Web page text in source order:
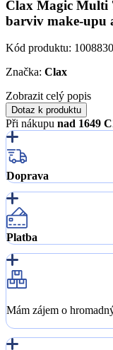
Clax Magic Multi
barviv make-upu
Kód produktu:
Značka: Clax
Zobrazit celý popis
Dotaz k produktu
Při nákupu nad 1649
Doprava
Platba
Mám zájem o